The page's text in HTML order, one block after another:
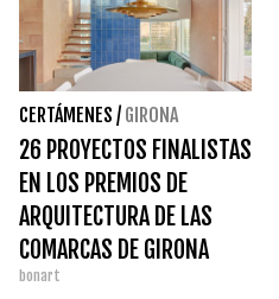
CERTÁMENES / GIRONA
26 PROYECTOS FINALISTAS
EN LOS PREMIOS DE
ARQUITECTURA DE LAS
COMARCAS DE GIRONA
bonart